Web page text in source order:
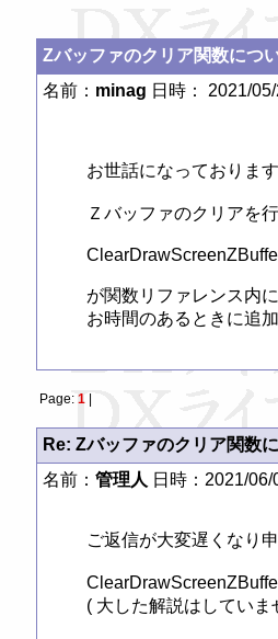
Zバッファのクリア関数につ
名前： minag 日時： 2021/
お世話になっております
Ｚバッファのクリアを
が関数リファレンス内
Page: 1|
Re: Zバッファのクリア関数
名前： 管理人 日時：2021/06/
ご返信が大変遅くなり
( 大した解説はしてい